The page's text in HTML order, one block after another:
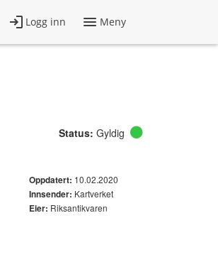
Status: Gyldig
Oppdatert: 10.02.2020
Innsender: Kartverket
Eier: Riksantikvaren